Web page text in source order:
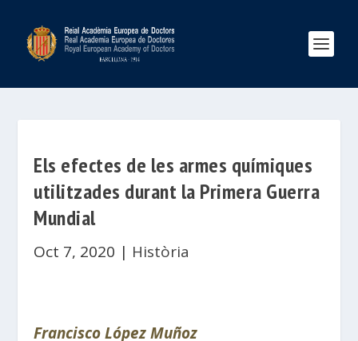
Els efectes de les armes químiques
utilitzades durant la Primera Guerra
Mundial
Oct 7, 2020 | Història
Francisco López Muñoz